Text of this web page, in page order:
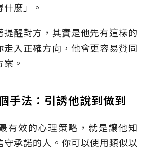
麼」。
醒對方，其實是他先有這樣的
走入正確方向，他會更容易贊同
。
手法：引誘他說到做到
有效的心理策略，就是讓他知
承諾的人。你可以使用類似以